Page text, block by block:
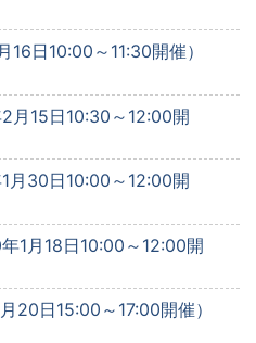
日10:00～11:30開催）
月15日10:30～12:00開
月30日10:00～12:00開
1月18日10:00～12:00開
20日15:00～17:00開催）